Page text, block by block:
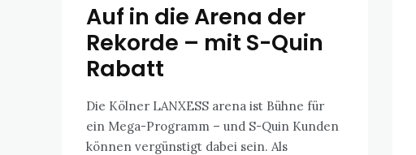
Auf in die Arena der
Rekorde – mit S-Quin
Rabatt
Die Kölner LANXESS arena ist Bühne für
ein Mega-Programm – und S-Quin Kunden
können vergünstigt dabei sein. Als